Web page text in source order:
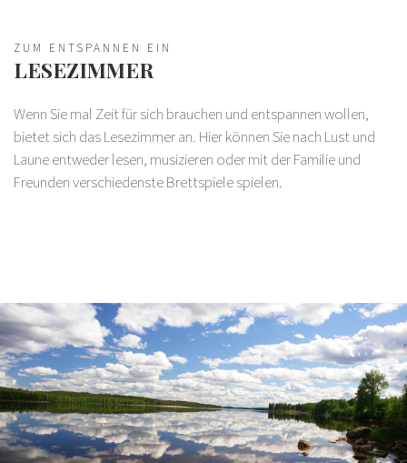
ZUM ENTSPANNEN EIN
LESEZIMMER
Wenn Sie mal Zeit für sich brauchen und entspannen wollen,
bietet sich das Lesezimmer an. Hier können Sie nach Lust und
Laune entweder lesen, musizieren oder mit der Familie und
Freunden verschiedenste Brettspiele spielen.